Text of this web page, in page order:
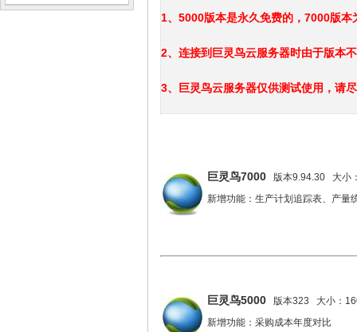
1、5000版本是永久免费的，7000版
2、连接到巨灵鸟云服务器时由于版本
3、巨灵鸟云服务器仅供测试使用，请
巨灵鸟7000 版本9.94.30 大小
新增功能：生产计划追踪表、产量
巨灵鸟5000 版本323 大小：
新增功能：采购成本年度对比